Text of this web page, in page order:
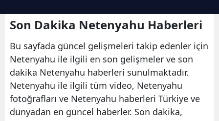
Son Dakika Netenyahu Haberleri
Bu sayfada güncel gelişmeleri takip edenler için
Netenyahu ile ilgili en son gelişmeler ve son
dakika Netenyahu haberleri sunulmaktadır.
Netenyahu ile ilgili tüm video, Netenyahu
fotoğrafları ve Netenyahu haberleri Türkiye ve
dünyadan en güncel haberler. Son dakika,